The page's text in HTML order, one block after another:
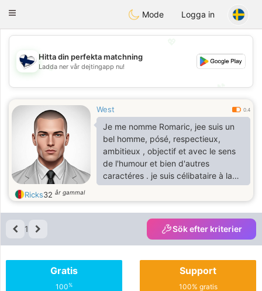
SuomenTreffit
Toggle
Mode Logga in
💖
💕
Hitta din perfekta matchning
Ladda ner vår dejtingapp nu!
West 0.4
Je me nomme Romaric, jee suis un
bel homme, pósé, respectieux,
ambitieux , objectif et avec le sens
de l'humour et bien d'autres
caractéres . je suis célibataire à la
rechecher de l'amour réel et
véritable
Ricks32 år gammal
1 Sök efter kriterier
Gratis
100%
Support
100% gratis